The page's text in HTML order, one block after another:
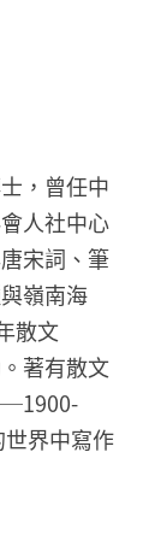
，曾任中
人社中心
宋詞、筆
嶺南海
散文
著有散文
界中寫作